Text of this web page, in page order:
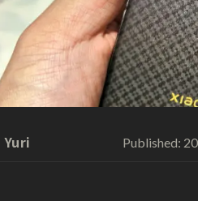
Yuri Published: